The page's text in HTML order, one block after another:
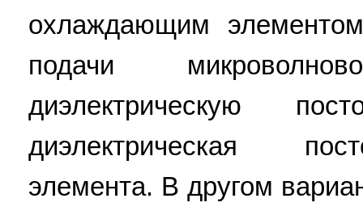
охлаждающим
подачи
диэлектрическую
диэлектрическая
элемента. В другом